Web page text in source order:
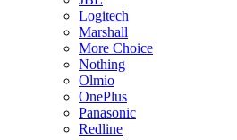
Logitech
Marshall
More Choice
Nothing
Olmio
OnePlus
Panasonic
Redline